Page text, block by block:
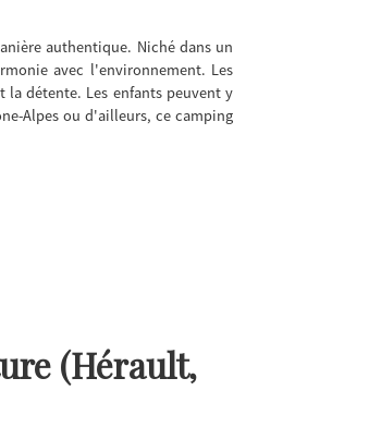
authentique. Niché dans un
avec l'environnement. Les
détente. Les enfants peuvent y
Alpes ou d'ailleurs, ce camping
(Hérault,